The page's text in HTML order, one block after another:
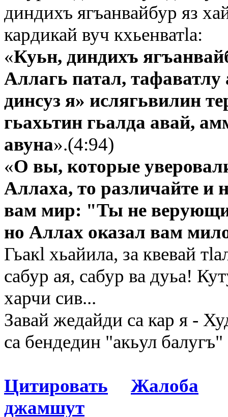
диндихъ ягъанвайбур яз
кардикай вуч кхьенватlа:
«Куьн, диндихъ
Аллагь патал,
динсуз я» ислягьвилин
гьахьтин гьалда авай,
авуна».(4:94)
«О вы, которые
Аллаха, то различайте и
вам мир: "Ты не
но Аллах оказал вам
Гьакl хьайила, за квевай
сабур ая, сабур ва дуьа!
харчи сив...
Завай жедайди са кар я -
са бендедин "акьул балугъ"
Цитировать
Жалоба
джамшут